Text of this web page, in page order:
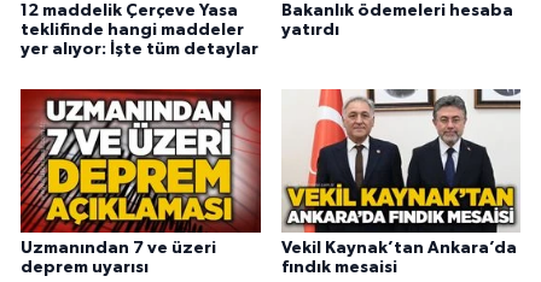
12 maddelik Çerçeve Yasa
teklifinde hangi maddeler
yer alıyor: İşte tüm detaylar
Bakanlık ödemeleri hesaba
yatırdı
Uzmanından 7 ve üzeri
deprem uyarısı
Vekil Kaynak’tan Ankara’da
fındık mesaisi